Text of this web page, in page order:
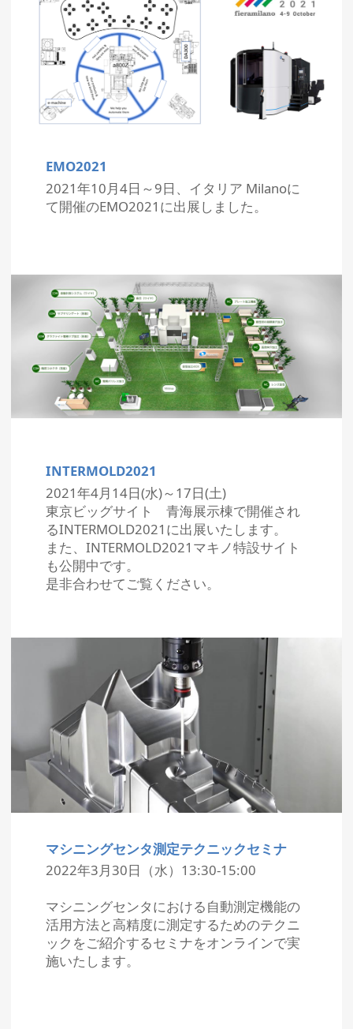
EMO2021
2021年10月4日～9日、イタリア Milanoに
て開催のEMO2021に出展しました。
INTERMOLD2021
2021年4月14日(水)～17日(土)
東京ビッグサイト 青海展示棟で開催され
るINTERMOLD2021に出展いたします。
また、INTERMOLD2021マキノ特設サイト
も公開中です。
是非合わせてご覧ください。
マシニングセンタ測定テクニックセミナ
2022年3月30日（水）13:30-15:00
マシニングセンタにおける自動測定機能の
活用方法と高精度に測定するためのテクニ
ックをご紹介するセミナをオンラインで実
施いたします。